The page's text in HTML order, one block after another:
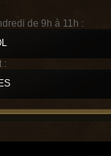
de 9h à 11h :
: